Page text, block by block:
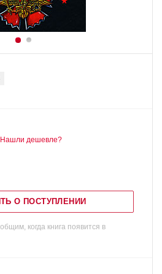
Нашли дешевле?
О ПОСТУПЛЕНИИ
когда книга появится в